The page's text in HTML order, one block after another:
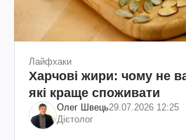
Лайфхаки
Харчові жири: чому не
які краще споживати
Олег Швець29.07.2026 12:25
Дієтолог